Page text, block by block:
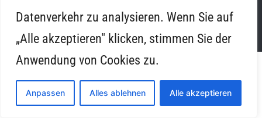
Datenverkehr zu analysieren. Wenn Sie auf
„Alle akzeptieren" klicken, stimmen Sie der
Anwendung von Cookies zu.
Anpassen Alles ablehnen Alle akzeptieren